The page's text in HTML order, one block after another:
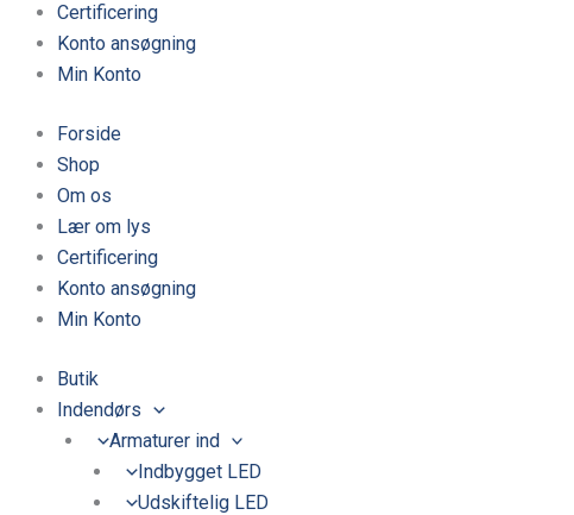
Certificering
Konto ansøgning
Min Konto
Forside
Shop
Om os
Lær om lys
Certificering
Konto ansøgning
Min Konto
Butik
Indendørs
Armaturer ind
Indbygget LED
Udskiftelig LED